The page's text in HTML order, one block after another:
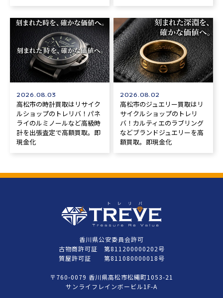
2026.08.03
高松市の時計買取はリサイク
ルショップのトレリバ！パネ
ライのルミノールなど高級時
計を出張査定で高額買取。即
現金化
2026.08.02
高松市のジュエリー買取はリ
サイクルショップのトレリ
バ！カルティエのラブリング
などブランドジュエリーを高
額買取。即現金化
香川県公安委員会許可
古物商許可証 第811200000202号
質屋許可証 第811080000018号
〒760-0079 香川県高松市松縄町1053-21
サンライフレインボービル1F-A